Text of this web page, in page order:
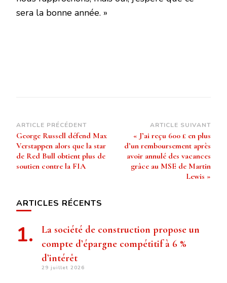
sera la bonne année. »
Navigation
d’article
ARTICLE PRÉCÉDENT
George Russell défend Max
Verstappen alors que la star
de Red Bull obtient plus de
soutien contre la FIA
ARTICLE SUIVANT
« J’ai reçu 600 £ en plus
d’un remboursement après
avoir annulé des vacances
grâce au MSE de Martin
Lewis »
ARTICLES RÉCENTS
La société de construction propose un
compte d’épargne compétitif à 6 %
d’intérêt
29 juillet 2026